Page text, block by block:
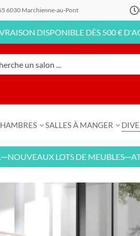
6030 Marchienne-au-Pont
DISPONIBLE DÈS 500 € D'ACHAT
SALLES À MANGER
LOTS DE MEUBLES—